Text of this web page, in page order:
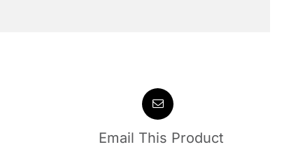
Email This Product